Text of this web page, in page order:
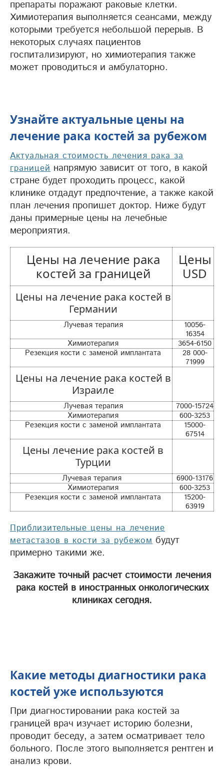
препараты поражают раковые клетки.
Химиотерапия выполняется сеансами, между
которыми требуется небольшой перерыв. В
некоторых случаях пациентов
госпитализируют, но химиотерапия также
может проводиться и амбулаторно.
Узнайте актуальные цены на
лечение рака костей за рубежом
Актуальная стоимость лечения рака за
границей напрямую зависит от того, в какой
стране будет проходить процесс, какой
клинике отдадут предпочтение, а также какой
план лечения пропишет доктор. Ниже будут
даны примерные цены на лечебные
мероприятия.
Цены на лечение рака
костей за границей
Цены
USD
Цены на лечение рака костей в
Германии
Лучевая терапия
10056-
16354
Химиотерапия
3654-6150
Резекция кости с заменой имплантата
28 000-
71999
Цены на лечение рака костей в
Израиле
Лучевая терапия
7000-15724
Химиотерапия
600-3253
Резекция кости с заменой имплантата
15000-
67514
Цены лечение рака костей в
Турции
Лучевая терапия
6900-13176
Химиотерапия
600-3253
Резекция кости с заменой имплантата
15200-
63919
Приблизительные цены на лечение
метастазов в кости за рубежом будут
примерно такими же.
Закажите точный расчет стоимости лечения
рака костей в иностранных онкологических
клиниках сегодня.
Какие методы диагностики рака
костей уже используются
При диагностировании рака костей за
границей врач изучает историю болезни,
проводит беседу, а затем осматривает тело
больного. После этого выполняется рентген и
анализ крови.